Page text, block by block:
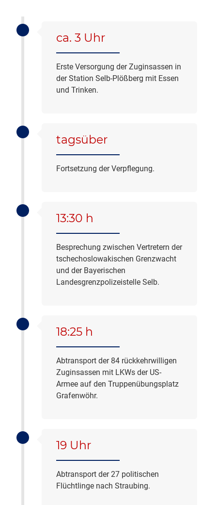
ca. 3 Uhr
Erste Versorgung der Zuginsassen in
der Station Selb-Plößberg mit Essen
und Trinken.
tagsüber
Fortsetzung der Verpflegung.
13:30 h
Besprechung zwischen Vertretern der
tschechoslowakischen Grenzwacht
und der Bayerischen
Landesgrenzpolizeistelle Selb.
18:25 h
Abtransport der 84 rückkehrwilligen
Zuginsassen mit LKWs der US-
Armee auf den Truppenübungsplatz
Grafenwöhr.
19 Uhr
Abtransport der 27 politischen
Flüchtlinge nach Straubing.